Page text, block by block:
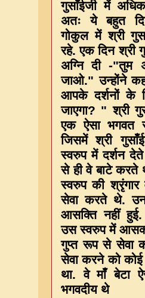
गुसाँईजी में
अतः ये बहुत
गोकुल में श्री
रहे. एक दिन श्री
अग्नि दी -"तुम
जाओ." उन्होंने
आपके दर्शनों के
जाएगा? " श्री
एक ऐसा भगवत
जिसमें श्री
स्वरुप में दर्शन
से ही वे बाटे करते
स्वरुप की
सेवा करते थे.
आसक्ति नहीं
उस स्वरुप में
गुप्त रूप से सेवा
सेवा करने को कोई
था. वे माँ बेटा
भगवदीय थे